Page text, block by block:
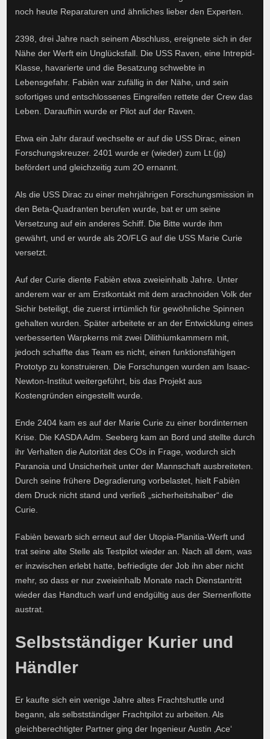
noch heute Reparaturen und ähnliches lieber den Experten.
2398, drei Jahre nach seinem Abschluss, ereignete sich in der
Nähe der Werft ein Unglücksfall. Die USS Raven, eine Intrepid-
Klasse, havarierte und die Besatzung schwebte in
Lebensgefahr. Fabièn war zufällig in der Nähe, und sein
sofortiges und entschlossenes Eingreifen rettete der Crew das
Leben. Daraufhin wurde er Pilot auf der Raven.
Etwa ein Jahr darauf wechselte er auf die USS Dirac, einen
Forschungskreuzer. 2401 wurde er (wieder) zum Lt.(jg)
befördert und gleichzeitig zum 2O ernannt.
Als die USS Dirac zu einer mehrjährigen Forschungsmission in
den Beta-Quadranten berufen wurde, bat er um seine
Versetzung auf ein anderes Schiff. Die Bitte wurde ihm
gewährt, und er wurde als 2O/FLG auf die USS Marie Curie
versetzt.
Auf der Curie diente Fabièn etwa zweieinhalb Jahre. Unter
anderem war er am Erstkontakt mit dem arachnoiden Volk der
Sichir beteiligt, die zuerst irrtümlich für gewöhnliche Spinnen
gehalten wurden. Später arbeitete er an der Entwicklung eines
verbesserten Warpkerns mit zwei Dilithiumkammern mit,
jedoch schaffte das Team es nicht, einen funktionsfähigen
Prototyp zu konstruieren. Die Forschungen wurden am Isaac-
Newton-Institut weitergeführt, bis das Projekt aus
Kostengründen eingestellt wurde.
Ende 2404 kam es auf der Marie Curie zu einer bordinternen
Krise. Die KASDA Adm. Seeberg kam an Bord und stellte durch
ihr Verhalten die Autorität des COs in Frage, wodurch sich
Paranoia und Unsicherheit unter der Mannschaft ausbreiteten.
Durch seine frühere Degradierung vorbelastet, hielt Fabièn
dem Druck nicht stand und verließ „sicherheitshalber“ die
Curie.
Fabièn bewarb sich erneut auf der Utopia-Planitia-Werft und
trat seine alte Stelle als Testpilot wieder an. Nach all dem, was
er inzwischen erlebt hatte, befriedigte der Job ihn aber nicht
mehr, so dass er nur zweieinhalb Monate nach Dienstantritt
wieder das Handtuch warf und endgültig aus der Sternenflotte
austrat.
Selbstständiger Kurier und
Händler
Er kaufte sich ein wenige Jahre altes Frachtshuttle und
begann, als selbstständiger Frachtpilot zu arbeiten. Als
gleichberechtigter Partner ging der Ingenieur Austin ‚Ace‘